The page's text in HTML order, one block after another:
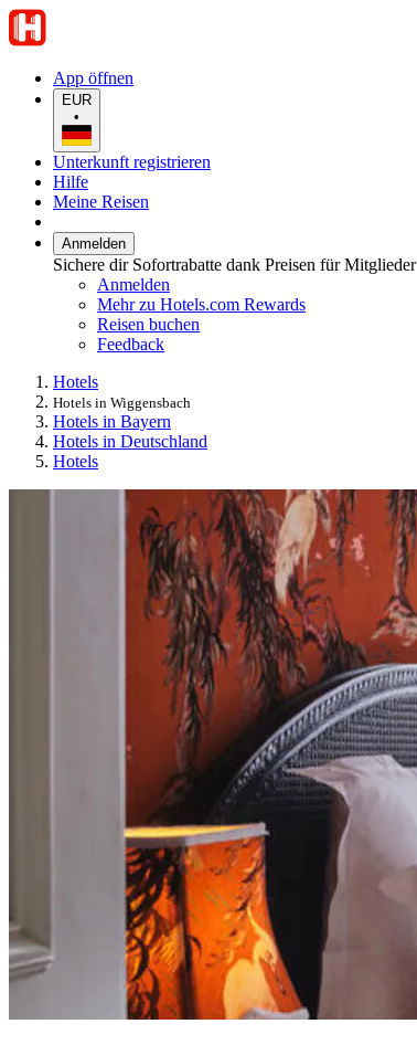
App öffnen
EUR
•
Unterkunft registrieren
Hilfe
Meine Reisen
Anmelden
Sichere dir Sofortrabatte dank Preisen für Mitglieder
Anmelden
Mehr zu Hotels.com Rewards
Reisen buchen
Feedback
Hotels
Hotels in Wiggensbach
Hotels in Bayern
Hotels in Deutschland
Hotels